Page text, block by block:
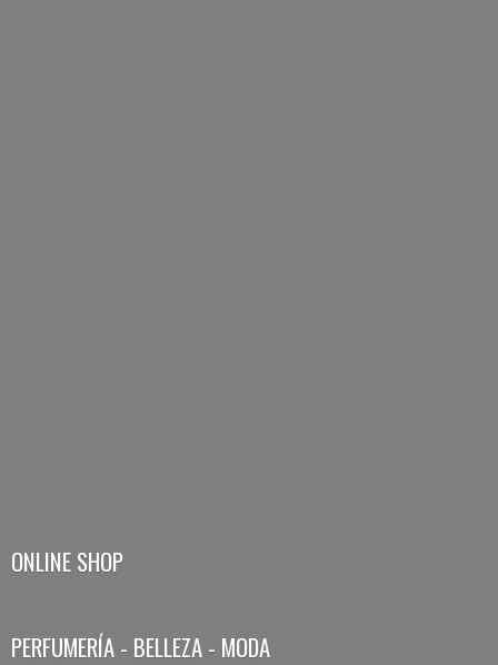
ONLINE SHOP
PERFUMERÍA - BELLEZA - MODA